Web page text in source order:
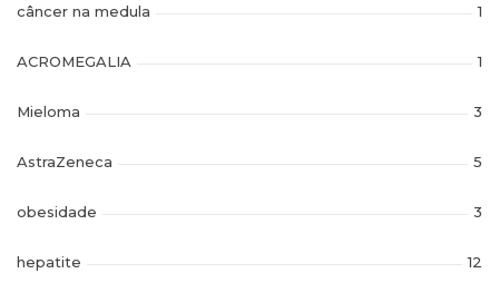
câncer na medula 1
ACROMEGALIA 1
Mieloma 3
AstraZeneca 5
obesidade 3
hepatite 12